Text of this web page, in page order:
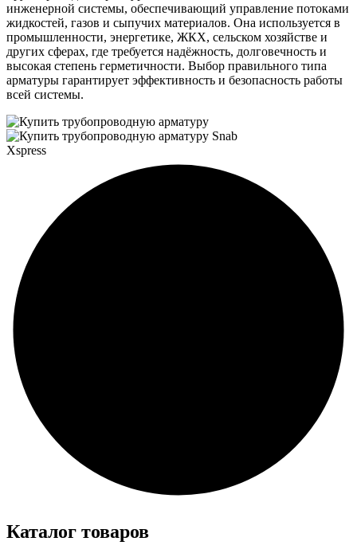
инженерной системы, обеспечивающий управление потоками
жидкостей, газов и сыпучих материалов. Она используется в
промышленности, энергетике, ЖКХ, сельском хозяйстве и
других сферах, где требуется надёжность, долговечность и
высокая степень герметичности. Выбор правильного типа
арматуры гарантирует эффективность и безопасность работы
всей системы.
Snab
Xspress
Каталог товаров